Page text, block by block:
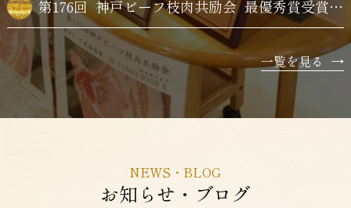
第176回 神戸ビーフ枝肉共励会 最優秀賞受賞牛購買
一覧を見る →
NEWS・BLOG
お知らせ・ブログ